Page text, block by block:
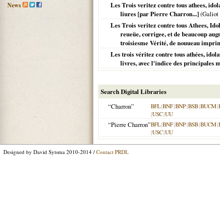
News
Les Trois veritez contre tous athees,
liures [par Pierre Charron...]
Les Trois veritez contre tous Athees,
reueüe, corrigee, et de beaucoup
troisiesme Vérité, de nouueau
Les trois véritez contre tous athées,
livres, avec l'indice des principales
Search Digital Libraries
“Charron”
BFL|BNF|BNP|BSB|BUCM|
|USC|UU
“Pierre Charron”BFL|BNF|BNP|BSB|BUCM|
|USC|UU
Designed by David Sytsma 2010-2014 / Contact PRDL